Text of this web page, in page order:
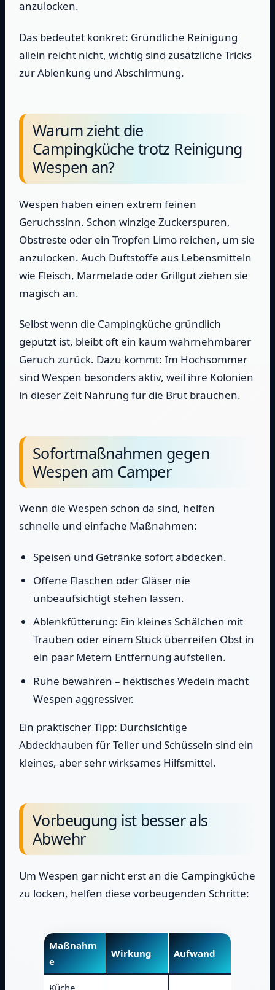
anzulocken.
Das bedeutet konkret: Gründliche Reinigung
allein reicht nicht, wichtig sind zusätzliche Tricks
zur Ablenkung und Abschirmung.
Warum zieht die
Campingküche trotz Reinigung
Wespen an?
Wespen haben einen extrem feinen
Geruchssinn. Schon winzige Zuckerspuren,
Obstreste oder ein Tropfen Limo reichen, um sie
anzulocken. Auch Duftstoffe aus Lebensmitteln
wie Fleisch, Marmelade oder Grillgut ziehen sie
magisch an.
Selbst wenn die Campingküche gründlich
geputzt ist, bleibt oft ein kaum wahrnehmbarer
Geruch zurück. Dazu kommt: Im Hochsommer
sind Wespen besonders aktiv, weil ihre Kolonien
in dieser Zeit Nahrung für die Brut brauchen.
Sofortmaßnahmen gegen
Wespen am Camper
Wenn die Wespen schon da sind, helfen
schnelle und einfache Maßnahmen:
Speisen und Getränke sofort abdecken.
Offene Flaschen oder Gläser nie
unbeaufsichtigt stehen lassen.
Ablenkfütterung: Ein kleines Schälchen mit
Trauben oder einem Stück überreifen Obst in
ein paar Metern Entfernung aufstellen.
Ruhe bewahren – hektisches Wedeln macht
Wespen aggressiver.
Ein praktischer Tipp: Durchsichtige
Abdeckhauben für Teller und Schüsseln sind ein
kleines, aber sehr wirksames Hilfsmittel.
Vorbeugung ist besser als
Abwehr
Um Wespen gar nicht erst an die Campingküche
zu locken, helfen diese vorbeugenden Schritte:
Maßnahm
e
Wirkung Aufwand